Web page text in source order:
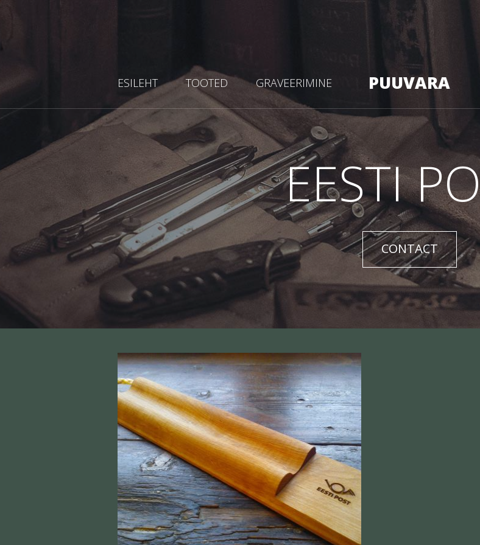
ESILEHT TOOTED GRAVEERIMINE PUUVARA
EESTI
CONTACT